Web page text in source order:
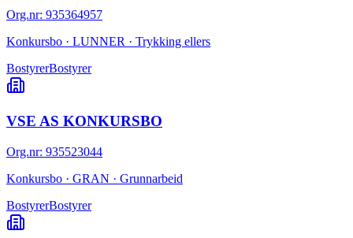
Org.nr: 935364957
Konkursbo · LUNNER · Trykking ellers
BostyrerBostyrer
VSE AS KONKURSBO
Org.nr: 935523044
Konkursbo · GRAN · Grunnarbeid
BostyrerBostyrer